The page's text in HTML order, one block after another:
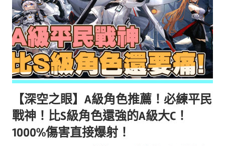
【深空之眼】A級角色推薦！必練平民
戰神！比S級角色還強的A級大C！
1000%傷害直接爆射！